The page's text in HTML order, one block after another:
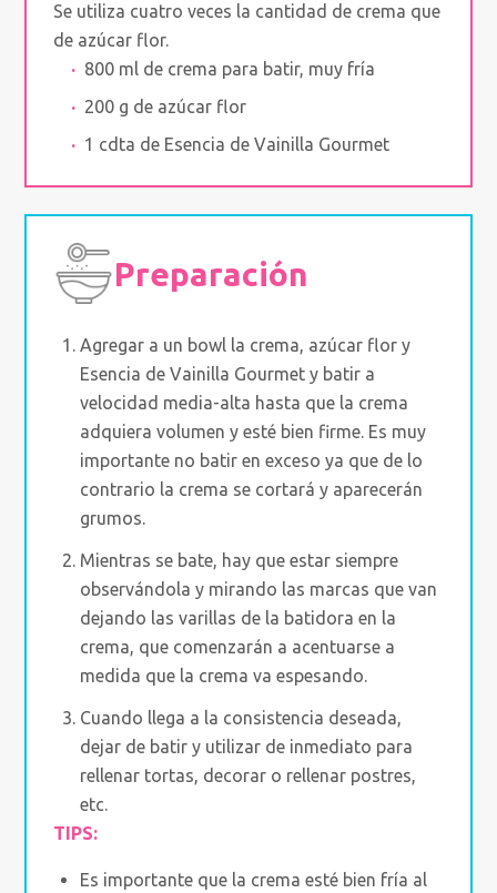
Se utiliza cuatro veces la cantidad de crema que
de azúcar flor.
800 ml de crema para batir, muy fría
200 g de azúcar flor
1 cdta de Esencia de Vainilla Gourmet
Preparación
Agregar a un bowl la crema, azúcar flor y
Esencia de Vainilla Gourmet y batir a
velocidad media-alta hasta que la crema
adquiera volumen y esté bien firme. Es muy
importante no batir en exceso ya que de lo
contrario la crema se cortará y aparecerán
grumos.
Mientras se bate, hay que estar siempre
observándola y mirando las marcas que van
dejando las varillas de la batidora en la
crema, que comenzarán a acentuarse a
medida que la crema va espesando.
Cuando llega a la consistencia deseada,
dejar de batir y utilizar de inmediato para
rellenar tortas, decorar o rellenar postres,
etc.
TIPS:
Es importante que la crema esté bien fría al